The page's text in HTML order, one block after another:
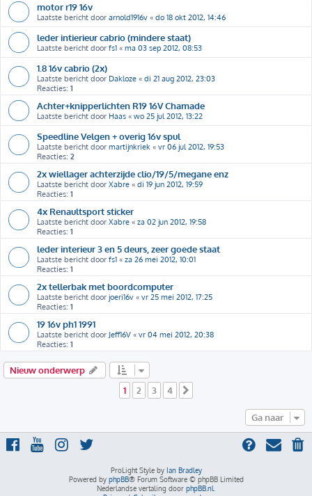
motor r19 16v
Laatste bericht door arnold1916v « do 18 okt 2012, 14:46
leder intierieur cabrio (mindere staat)
Laatste bericht door fs1 « ma 03 sep 2012, 08:53
1.8 16v cabrio (2x)
Laatste bericht door Dakloze « di 21 aug 2012, 23:03
Reacties: 1
Achter+knipperlichten R19 16V Chamade
Laatste bericht door Haas « wo 25 jul 2012, 13:22
Speedline Velgen + overig 16v spul
Laatste bericht door martijnkriek « vr 06 jul 2012, 19:53
Reacties: 2
2x wiellager achterzijde clio/19/5/megane enz
Laatste bericht door Xabre « di 19 jun 2012, 19:59
Reacties: 1
4x Renaultsport sticker
Laatste bericht door Xabre « za 02 jun 2012, 19:58
Reacties: 1
leder interieur 3 en 5 deurs, zeer goede staat
Laatste bericht door fs1 « za 26 mei 2012, 10:01
Reacties: 1
2x tellerbak met boordcomputer
Laatste bericht door joeri16v « vr 25 mei 2012, 17:25
Reacties: 1
19 16v ph1 1991
Laatste bericht door Jeff16V « vr 04 mei 2012, 20:38
Reacties: 1
Nieuw onderwerp
1
2 3 4
Ga naar
ProLight Style by Ian Bradley
Powered by phpBB® Forum Software © phpBB Limited
Nederlandse vertaling door phpBB.nl